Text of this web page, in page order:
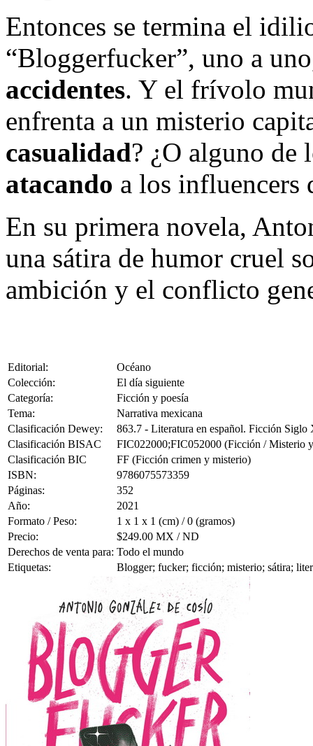
Entonces se termina el
“Bloggerfucker”, uno a
accidentes. Y el frívolo
enfrenta a un misterio
casualidad? ¿O alguno de
atacando a los influencers
En su primera novela,
una sátira de humor cruel
ambición y el conflicto
Editorial:
Océano
Colección:
El día siguiente
Categoría:
Ficción y poesía
Tema:
Narrativa mexicana
Clasificación Dewey:
863.7 - Literatura en español. Ficción
Clasificación BISAC
FIC022000;FIC052000 (Ficción / Misterio
Clasificación BIC
FF (Ficción crimen y misterio)
ISBN:
9786075573359
Páginas:
352
Año:
2021
Formato / Peso:
1 x 1 x 1 (cm) / 0 (gramos)
Precio:
$249.00 MX / ND
Derechos de venta para: Todo el mundo
Etiquetas:
Blogger; fucker; ficción; misterio; sátira;